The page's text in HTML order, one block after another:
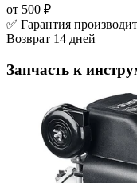
от 500 ₽
✅ Гарантия
Возврат 14 дней
Запчасть к